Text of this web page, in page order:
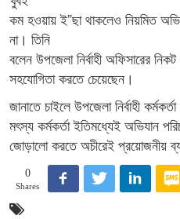
কম হওয়ায় ই”ছা থাকলেও নিয়মিত
না। তিনি
বলেন উপজেলা নির্বাহী অফিসারের
সহযোগিতা করতে চেয়েছেন।
জানাতে চাইলে উপজেলা নির্বাহী
মৎস্য কর্মকর্তা ইতিমধ্যেই অভিযান
জোড়ালো করতে অচীরেই প্রয়োজনীয়
0
Shares